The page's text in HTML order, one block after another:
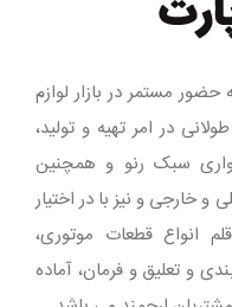
مستمر در بازار لوازم
در امر تهیه و تولید،
سبک رنو و همچنین
خارجی و نیز با در اختیار
داشتن سبد کالایی با بیش از 1500 قلم انواع قطعات موتوری،
و تعلیق و فرمان، آماده